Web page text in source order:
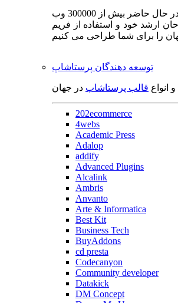
پرستاشاپ یک سیستم مدیریت وب سایت / فروشگاه آنلاین اپن سورس است که به شما کمک می کند به سرعت یک وب سایت فروشگاهی / شرکتی داشته باشید. در حال حاضر بیش از 300000 وب
ارشد خود و استفاده از فریم
توسعه دهندگان پرستاشاپ
و انواع قالب پرستاشاپ در جهان
202ecommerce
4webs
Academic Press
Adalop
addify
Advanced Plugins
Alcalink
Ambris
Anvanto
Arte & Informatica
Best Kit
Business Tech
BuyAddons
cd presta
Codecanyon
Community developer
Datakick
DM Concept